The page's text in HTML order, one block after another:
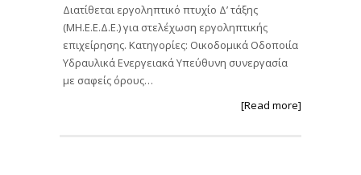
Διατίθεται εργοληπτικό πτυχίο Δ’ τάξης
(ΜΗ.Ε.Ε.Δ.Ε.) για στελέχωση εργοληπτικής
επιχείρησης. Κατηγορίες: Οικοδομικά Οδοποιία
Υδραυλικά Ενεργειακά Υπεύθυνη συνεργασία
με σαφείς όρους…
[Read more]